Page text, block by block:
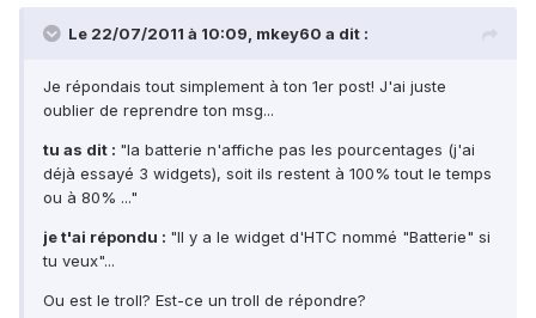
Le 22/07/2011 à 10:09, mkey60 a dit :
Je répondais tout simplement à ton 1er post! J'ai juste
oublier de reprendre ton msg...
tu as dit : "la batterie n'affiche pas les pourcentages (j'ai
déjà essayé 3 widgets), soit ils restent à 100% tout le temps
ou à 80% ..."
je t'ai répondu : "Il y a le widget d'HTC nommé "Batterie" si
tu veux"...
Ou est le troll? Est-ce un troll de répondre?